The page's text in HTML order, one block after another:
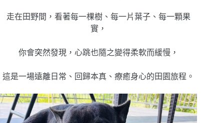
走在田野間，看著每一棵樹、每一片葉子、每一顆果
實，
你會突然發現，心跳也隨之變得柔軟而緩慢，
這是一場遠離日常、回歸本真、療癒身心的田園旅程。